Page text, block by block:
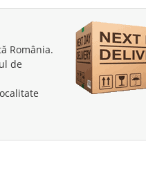
România.
de